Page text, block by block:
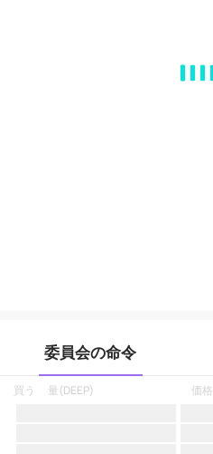
委員会の命令
買う 量(DEEP) 価格